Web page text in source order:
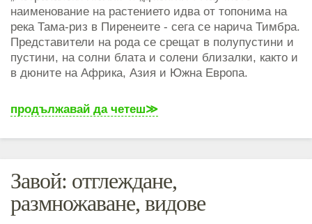
наименование на растението идва от топонима на
река Тама-риз в Пиренеите - сега се нарича Тимбра.
Представители на рода се срещат в полупустини и
пустини, на солни блата и солени близалки, както и
в дюните на Африка, Азия и Южна Европа.
продължавай да четеш
Завой: отглеждане,
размножаване, видове